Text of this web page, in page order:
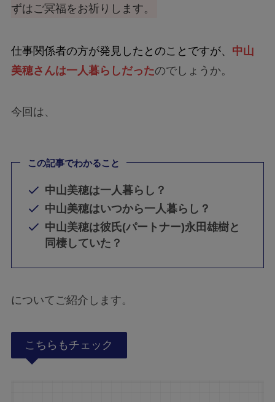
ずはご冥福をお祈りします。
仕事関係者の方が発見したとのことですが、 中山
美穂さんは一人暮らしだったのでしょうか。
今回は、
この記事でわかること
中山美穂は一人暮らし？
中山美穂はいつから一人暮らし？
中山美穂は彼氏(パートナー)永田雄樹と
同棲していた？
についてご紹介します。
こちらもチェック